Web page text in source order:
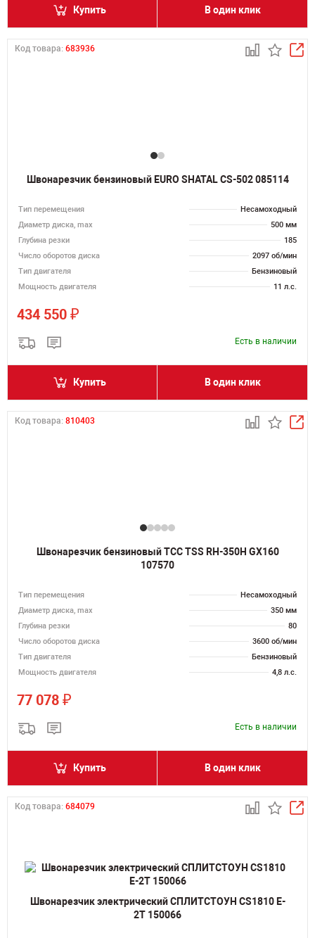
Купить В один клик
Код товара: 683936
Швонарезчик бензиновый EURO SHATAL CS-502 085114
Тип перемещения
Несамоходный
Диаметр диска, max
500 мм
Глубина резки
185
Число оборотов диска
2097 об/мин
Тип двигателя
Бензиновый
Мощность двигателя
11 л.с.
434 550 ₽
Есть в наличии
Купить В один клик
Код товара: 810403
Швонарезчик бензиновый ТСС TSS RH-350H GX160
107570
Тип перемещения
Несамоходный
Диаметр диска, max
350 мм
Глубина резки
80
Число оборотов диска
3600 об/мин
Тип двигателя
Бензиновый
Мощность двигателя
4,8 л.с.
77 078 ₽
Есть в наличии
Купить В один клик
Код товара: 684079
Швонарезчик электрический СПЛИТСТОУН CS1810 E-
2T 150066